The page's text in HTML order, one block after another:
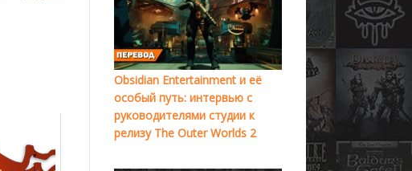
Obsidian Entertainment и её
особый путь: интервью с
руководителями студии к
релизу The Outer Worlds 2